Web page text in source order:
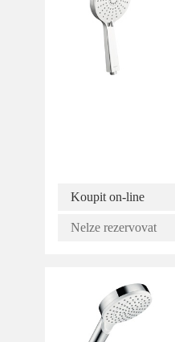
Koupit on-line
Nelze rezervovat